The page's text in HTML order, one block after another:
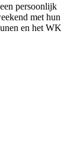
persoonlijk
met hun
en het WK